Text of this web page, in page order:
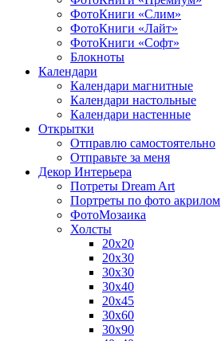
ФотоКниги «Слим»
ФотоКниги «Лайт»
ФотоКниги «Софт»
Блокноты
Календари
Календари магнитные
Календари настольные
Календари настенные
Открытки
Отправлю самостоятельно
Отправьте за меня
Декор Интерьера
Потреты Dream Art
Портреты по фото акрилом
ФотоМозаика
Холсты
20х20
20х30
30х30
30х40
20х45
30х60
30х90